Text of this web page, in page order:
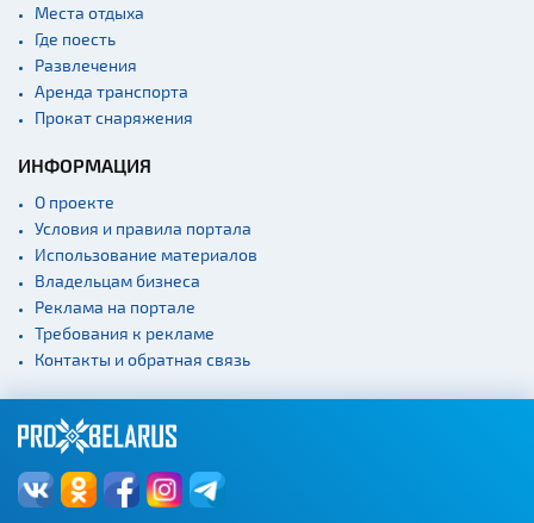
Места отдыха
Где поесть
Развлечения
Аренда транспорта
Прокат снаряжения
ИНФОРМАЦИЯ
О проекте
Условия и правила портала
Использование материалов
Владельцам бизнеса
Реклама на портале
Требования к рекламе
Контакты и обратная связь